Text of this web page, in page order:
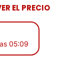
EL PRECIO
05:09